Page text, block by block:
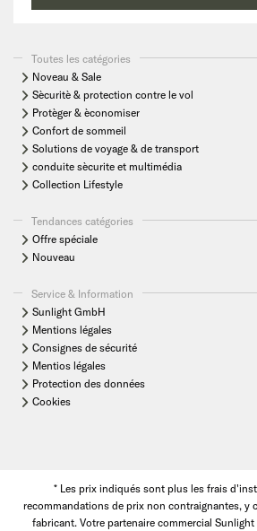
Toutes les catégories
Noveau & Sale
Sècuritè & protection contre le vol
Protèger & èconomiser
Confort de sommeil
Solutions de voyage & de transport
conduite sècurite et multimédia
Collection Lifestyle
Tendances catégories
Offre spéciale
Nouveau
Service & Information
Sunlight GmbH
Mentions légales
Consignes de sécurité
Mentios légales
Protection des données
Cookies
* Les prix indiqués sont plus les frais
recommandations de prix non contraignantes, y
fabricant. Votre partenaire commercial